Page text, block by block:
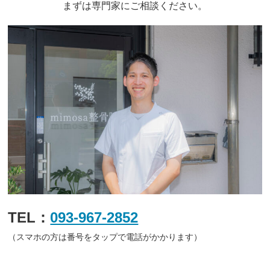
まずは専門家にご相談ください。
TEL： 093-967-2852
（スマホの方は番号をタップで電話がかかります）